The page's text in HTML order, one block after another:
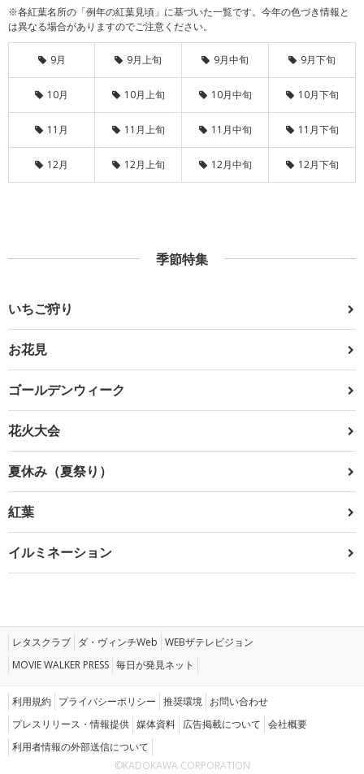
※各紅葉名所の「例年の紅葉見頃」に基づいた一覧です。今年の色づき情報と
は異なる場合がありますのでご注意ください。
9月 9月上旬 9月中旬 9月下旬
10月 10月上旬 10月中旬 10月下旬
11月 11月上旬 11月中旬 11月下旬
12月 12月上旬 12月中旬 12月下旬
季節特集
いちご狩り
お花見
ゴールデンウィーク
花火大会
夏休み（夏祭り）
紅葉
イルミネーション
レタスクラブ ダ・ヴィンチWeb WEBザテレビジョン
MOVIE WALKER PRESS 毎日が発見ネット
利用規約 プライバシーポリシー 推奨環境 お問い合わせ
プレスリリース・情報提供 媒体資料 広告掲載について 会社概要
利用者情報の外部送信について
©KADOKAWA CORPORATION